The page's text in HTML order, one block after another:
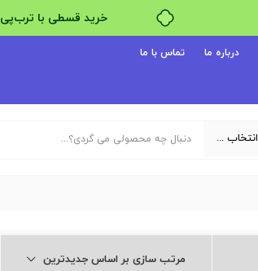
خرید قسطی با ترب‌پی
درباره ما تماس با ما
یک دسته‌بندی انتخاب کنید
مرتب سازی بر اساس جدیدترین